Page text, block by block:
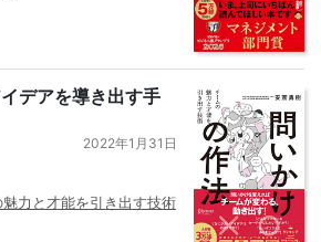
デアを導き出す手
2022年1月31日
力と才能を引き出す技術